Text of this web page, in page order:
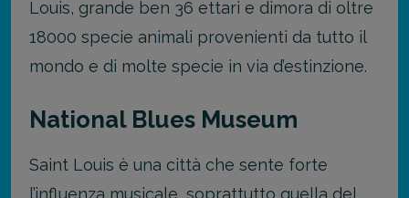
Louis, grande ben 36 ettari e dimora di oltre
18000 specie animali provenienti da tutto il
mondo e di molte specie in via d’estinzione.
National Blues Museum
Saint Louis è una città che sente forte
l’influenza musicale, soprattutto quella del